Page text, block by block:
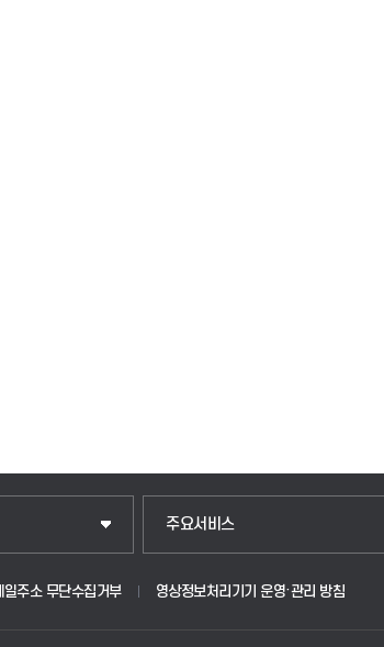
주요서비스
일주소 무단수집거부 영상정보처리기기 운영·관리 방침